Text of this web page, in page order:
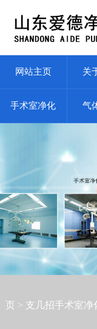
网站主页 关
手术室净化 气
页 > 支几招手术室净